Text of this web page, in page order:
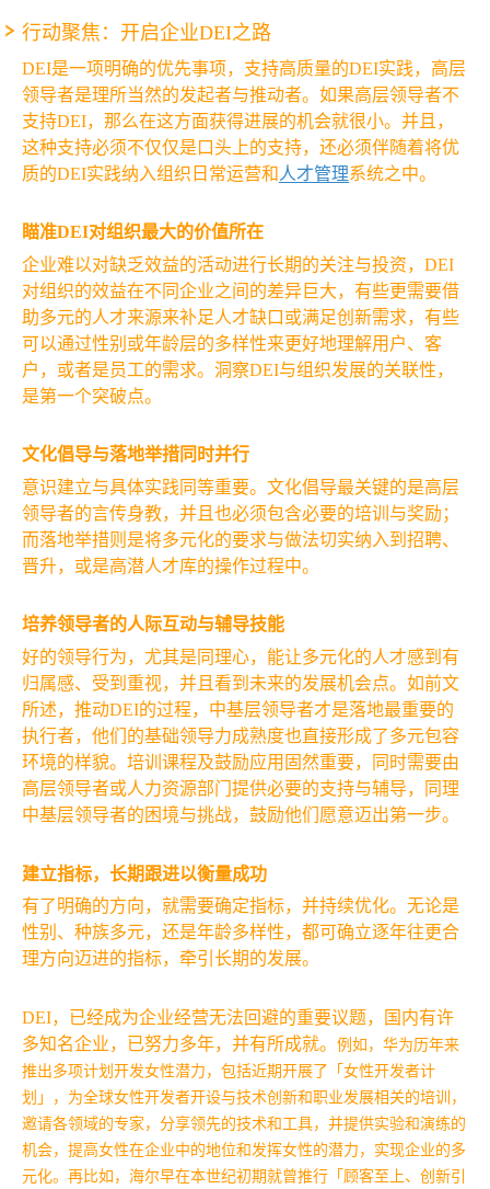
行动聚焦：开启企业DEI之路
DEI是一项明确的优先事项，支持高质量的DEI实践，高层
领导者是理所当然的发起者与推动者。如果高层领导者不
支持DEI，那么在这方面获得进展的机会就很小。并且，
这种支持必须不仅仅是口头上的支持，还必须伴随着将优
质的DEI实践纳入组织日常运营和 人才管理系统之中。
瞄准DEI对组织最大的价值所在
企业难以对缺乏效益的活动进行长期的关注与投资，DEI
对组织的效益在不同企业之间的差异巨大，有些更需要借
助多元的人才来源来补足人才缺口或满足创新需求，有些
可以通过性别或年龄层的多样性来更好地理解用户、客
户，或者是员工的需求。洞察DEI与组织发展的关联性，
是第一个突破点。
文化倡导与落地举措同时并行
意识建立与具体实践同等重要。文化倡导最关键的是高层
领导者的言传身教，并且也必须包含必要的培训与奖励；
而落地举措则是将多元化的要求与做法切实纳入到招聘、
晋升，或是高潜人才库的操作过程中。
培养领导者的人际互动与辅导技能
好的领导行为，尤其是同理心，能让多元化的人才感到有
归属感、受到重视，并且看到未来的发展机会点。如前文
所述，推动DEI的过程，中基层领导者才是落地最重要的
执行者，他们的基础领导力成熟度也直接形成了多元包容
环境的样貌。培训课程及鼓励应用固然重要，同时需要由
高层领导者或人力资源部门提供必要的支持与辅导，同理
中基层领导者的困境与挑战，鼓励他们愿意迈出第一步。
建立指标，长期跟进以衡量成功
有了明确的方向，就需要确定指标，并持续优化。无论是
性别、种族多元，还是年龄多样性，都可确立逐年往更合
理方向迈进的指标，牵引长期的发展。
DEI，已经成为企业经营无法回避的重要议题，国内有许
多知名企业，已努力多年，并有所成就。 例如，华为历年来
推出多项计划开发女性潜力，包括近期开展了「女性开发者计
划」，为全球女性开发者开设与技术创新和职业发展相关的培训，
邀请各领域的专家，分享领先的技术和工具，并提供实验和演练的
机会，提高女性在企业中的地位和发挥女性的潜力，实现企业的多
元化。 再比如，海尔早在本世纪初期就曾推行「顾客至上、创新引